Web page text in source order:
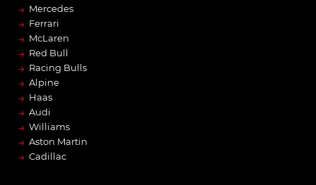
→ Mercedes
→ Ferrari
→ McLaren
→ Red Bull
→ Racing Bulls
→ Alpine
→ Haas
→ Audi
→ Williams
→ Aston Martin
→ Cadillac